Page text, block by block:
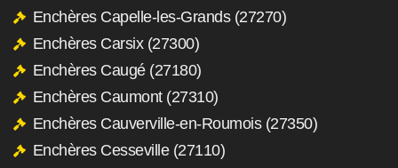
Enchères Capelle-les-Grands (27270)
Enchères Carsix (27300)
Enchères Caugé (27180)
Enchères Caumont (27310)
Enchères Cauverville-en-Roumois (27350)
Enchères Cesseville (27110)